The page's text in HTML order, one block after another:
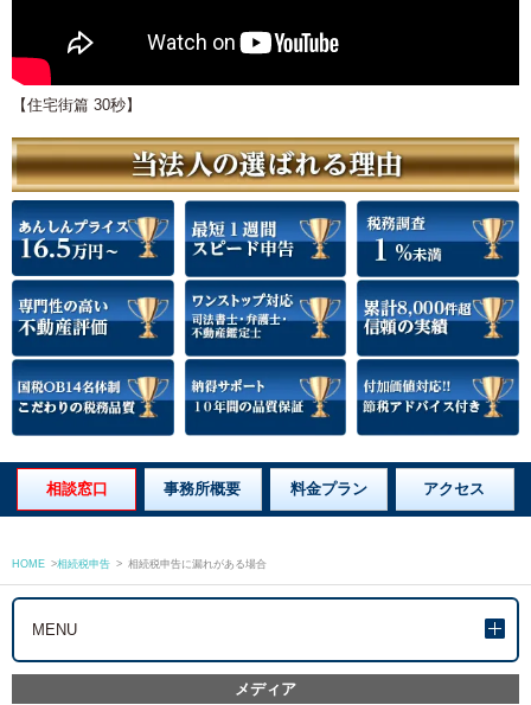
【住宅街篇 30秒】
相談窓口 事務所概要 料金プラン アクセス
HOME >相続税申告 > 相続税申告に漏れがある場合
MENU
メディア